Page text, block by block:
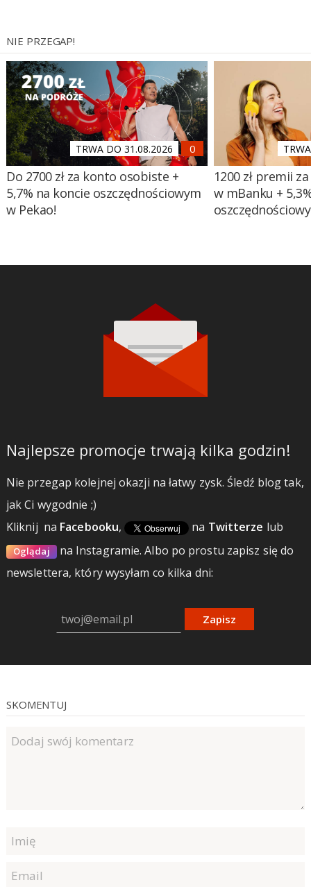
NIE PRZEGAP!
TRWA DO 31.08.2026
Do 2700 zł za konto osobiste +
5,7% na koncie oszczędnościowym
w Pekao!
1200 zł premii
w mBanku +
Najlepsze promocje trwają kilka godzin!
Nie przegap kolejnej okazji na łatwy zysk. Śledź blog tak,
jak Ci wygodnie ;)
Kliknij na Facebooku, na Twitterze lub
Oglądaj na Instagramie.Albo po prostu zapisz się do
newslettera, który wysyłam co kilka dni:
Zapisz
SKOMENTUJ